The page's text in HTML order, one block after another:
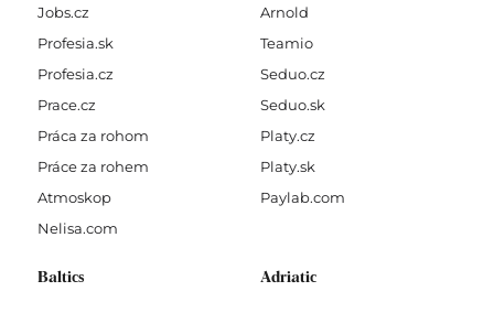
Jobs.cz
Profesia.sk
Profesia.cz
Prace.cz
Práca za rohom
Práce za rohem
Atmoskop
Nelisa.com
Arnold
Teamio
Seduo.cz
Seduo.sk
Platy.cz
Platy.sk
Paylab.com
Baltics Adriatic